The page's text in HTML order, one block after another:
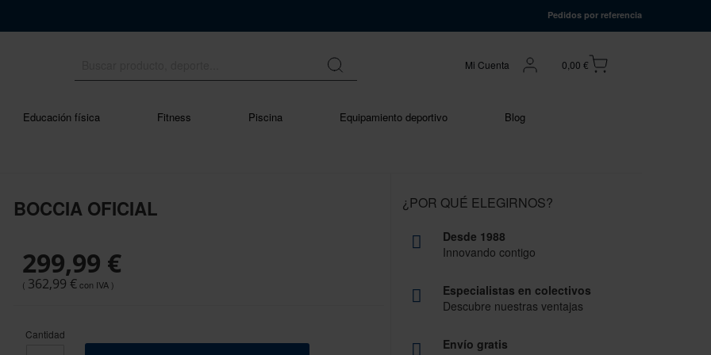
Pedidos por referencia
0,00 €
Mi Cuenta
Educación física Fitness Piscina Equipamiento deportivo Blog
BOCCIA OFICIAL
299,99 €
362,99 €
Cantidad
¿POR QUÉ ELEGIRNOS?
Desde 1988
Innovando contigo
Especialistas en colectivos
Descubre nuestras ventajas
Envío gratis